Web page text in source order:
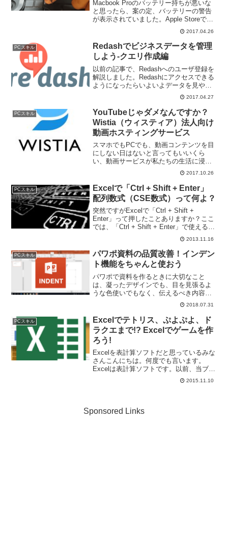
Macbook Proのバッテリー持ちが悪いな
と思ったら、案の定、バッテリーの警告
が表示されていました。Apple Storeでバ
ッテリーを交換してもらうのもよかった
んですが、自力でバッテリーを交換して
みようと思い、Macbook Pro ...
2017.04.26
PCスキル
Redashでビジネスデータを管理
しよう-クエリ作成編
以前の記事で、Redashへのユーザ登録を
解説しました。Redashにアクセスできる
ようになったらいよいよデータを見やす
くまとめて行きましょう。ここからが
Redashの本領発揮です。今回の記事では
操作をGifアニメで記録してみました。画
像を...
2017.04.27
PCスキル
YouTubeじゃダメなんですか？
Wistia（ウィスティア）法人向け
動画ホスティングサービス
スマホでもPCでも、動画コンテンツを目
にしない日はないと言ってもいいくら
い、動画サービスが私たちの生活に浸透
しています。個人向けに利用するなら
YouTubeが有名ですが、動画サービスを
提供する企業や、社内で視聴するための
法人向けの動画ホステ...
2017.10.26
PCスキル
Excelで「Ctrl + Shift + Enter」
配列数式（CSE数式）って何よ？
突然ですがExcelで「Ctrl + Shift +
Enter」って押したことありますか？ここ
では、「Ctrl + Shift + Enter」で使える配
列数式（別名CSE数式）について説明し
ます。配列数式（CSE数式）の基本を学
ぼうでは...
2013.11.16
PCスキル
パワポ資料の品質改善！インデン
ト機能をちゃんと使おう
パワポで資料を作るときに大切なこと
は、凝ったデザインでも、目を見張るよ
うな色使いでもなく、伝えるべき内容が
きちんと相手に伝わるかどうかです。凝
ったデザインにする必要はなくても、数
字のデータがものすごく見づらかった
り、テキストの端がガタガタで...
2018.07.31
PCスキル
Excelでテトリス、ぷよぷよ、ド
ラクエまで!? Excelでゲームを作
ろう!
Excelを表計算ソフトだと思っているみな
さんこんにちは。何度でも言います。
Excelは表計算ソフトです。以前、当ブロ
グでExcelアートについてご紹介させてい
ただきましたが、今回は、Excelで作られ
2015.11.10
Sponsored Links